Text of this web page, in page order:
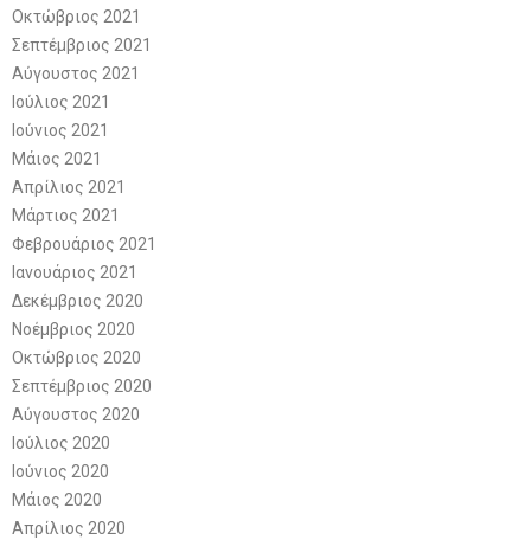
Οκτώβριος 2021
Σεπτέμβριος 2021
Αύγουστος 2021
Ιούλιος 2021
Ιούνιος 2021
Μάιος 2021
Απρίλιος 2021
Μάρτιος 2021
Φεβρουάριος 2021
Ιανουάριος 2021
Δεκέμβριος 2020
Νοέμβριος 2020
Οκτώβριος 2020
Σεπτέμβριος 2020
Αύγουστος 2020
Ιούλιος 2020
Ιούνιος 2020
Μάιος 2020
Απρίλιος 2020